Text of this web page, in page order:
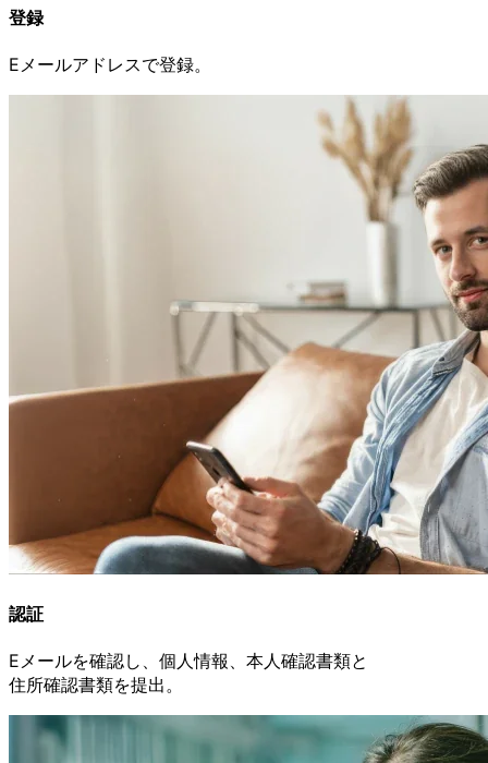
登録
Eメールアドレスで登録。
認証
Eメールを確認し、 個人情報、 本人確認書類と
住所確認書類を提出。